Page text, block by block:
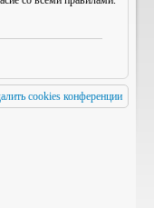
cookies конференции